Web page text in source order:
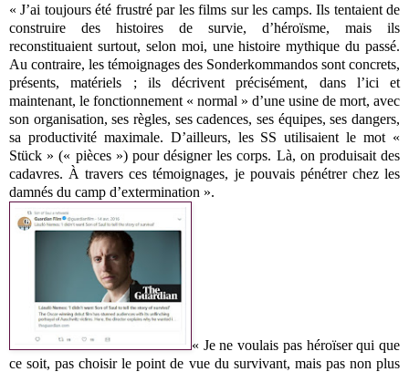
« J’ai toujours été frustré par les films sur les camps. Ils tentaient de
construire des histoires de survie, d’héroïsme, mais ils
reconstituaient surtout, selon moi, une histoire mythique du passé.
Au contraire, les témoignages des Sonderkommandos sont concrets,
présents, matériels ; ils décrivent précisément, dans l’ici et
maintenant, le fonctionnement « normal » d’une usine de mort, avec
son organisation, ses règles, ses cadences, ses équipes, ses dangers,
sa productivité maximale. D’ailleurs, les SS utilisaient le mot «
Stück » (« pièces ») pour désigner les corps. Là, on produisait des
cadavres. À travers ces témoignages, je pouvais pénétrer chez les
damnés du camp d’extermination ».
« Je ne voulais pas héroïser qui que
ce soit, pas choisir le point de vue du survivant, mais pas non plus